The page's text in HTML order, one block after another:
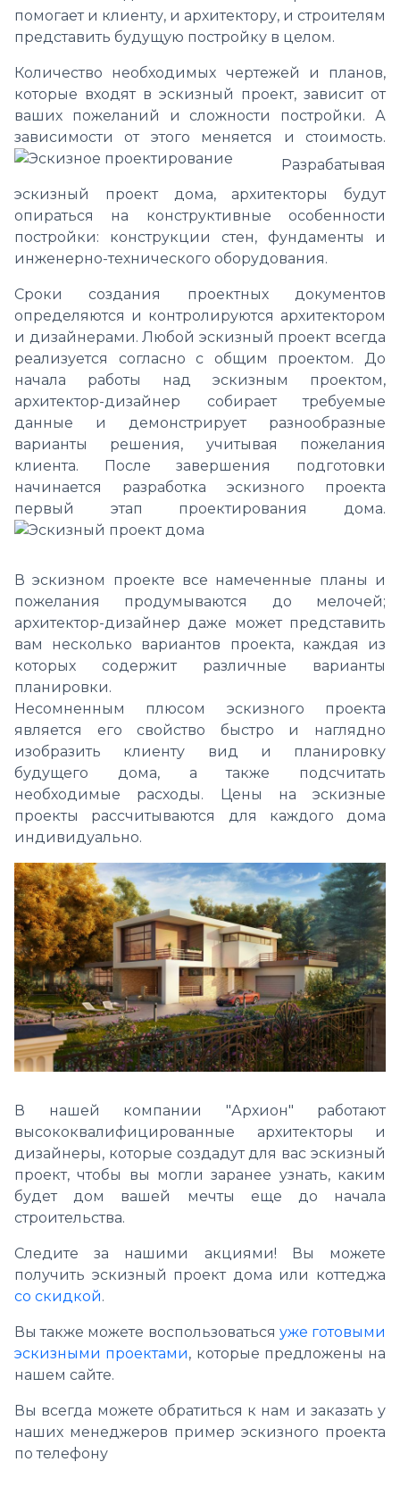
помогает и клиенту, и архитектору, и строителям
представить будущую постройку в целом.
Количество необходимых чертежей и планов,
которые входят в эскизный проект, зависит от
ваших пожеланий и сложности постройки. А
зависимости от этого меняется и стоимость.
Разрабатывая
эскизный проект дома, архитекторы будут
опираться на конструктивные особенности
постройки: конструкции стен, фундаменты и
инженерно-технического оборудования.
Сроки создания проектных документов
определяются и контролируются архитектором
и дизайнерами. Любой эскизный проект всегда
реализуется согласно с общим проектом. До
начала работы над эскизным проектом,
архитектор-дизайнер собирает требуемые
данные и демонстрирует разнообразные
варианты решения, учитывая пожелания
клиента. После завершения подготовки
начинается разработка эскизного проекта
первый этап проектирования дома.
В эскизном проекте все намеченные планы и
пожелания продумываются до мелочей;
архитектор-дизайнер даже может представить
вам несколько вариантов проекта, каждая из
которых содержит различные варианты
планировки.
Несомненным плюсом эскизного проекта
является его свойство быстро и наглядно
изобразить клиенту вид и планировку
будущего дома, а также подсчитать
необходимые расходы. Цены на эскизные
проекты рассчитываются для каждого дома
индивидуально.
В нашей компании "Архион" работают
высококвалифицированные архитекторы и
дизайнеры, которые создадут для вас эскизный
проект, чтобы вы могли заранее узнать, каким
будет дом вашей мечты еще до начала
строительства.
Следите за нашими акциями! Вы можете
получить эскизный проект дома или коттеджа
со скидкой.
Вы также можете воспользоваться уже готовыми
эскизными проектами, которые предложены на
нашем сайте.
Вы всегда можете обратиться к нам и заказать у
наших менеджеров пример эскизного проекта
по телефону